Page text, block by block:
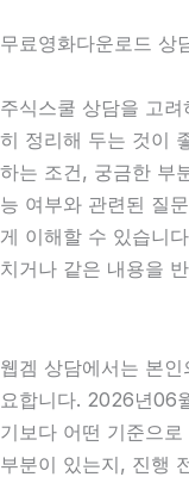
무료영화다운로드 상
주식스쿨 상담을 고
히 정리해 두는 것이
하는 조건, 궁금한 부
능 여부와 관련된 질
게 이해할 수 있습니
치거나 같은 내용을
웹겜 상담에서는 본
요합니다. 2026년06
기보다 어떤 기준으
부분이 있는지, 진행